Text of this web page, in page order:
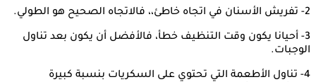
2- تفريش الأسنان في اتجاه خاطئ،، فالاتجاه الصحيح هو الطولي.
3- أحيانا يكون وقت التنظيف خطأ، فالأفضل أن يكون بعد تناول
الوجبات.
4- تناول الأطعمة التي تحتوي على السكريات بنسبة كبيرة